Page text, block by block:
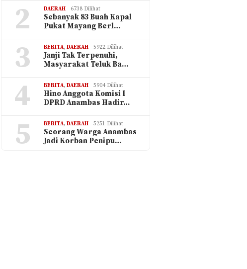
2 DAERAH 6738 Dilihat
Sebanyak 83 Buah Kapal
Pukat Mayang Berl…
3 BERITA,DAERAH 5922 Dilihat
Janji Tak Terpenuhi,
Masyarakat Teluk Ba…
4 BERITA,DAERAH 5904 Dilihat
Hino Anggota Komisi I
DPRD Anambas Hadir…
5 BERITA,DAERAH 5251 Dilihat
Seorang Warga Anambas
Jadi Korban Penipu…